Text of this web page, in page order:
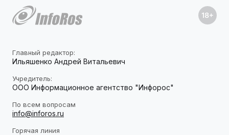
Главный редактор:
Ильяшенко Андрей Витальевич
Учредитель:
ООО Информационное агентство "Инфорос"
По всем вопросам
info@inforos.ru
Горячая линия